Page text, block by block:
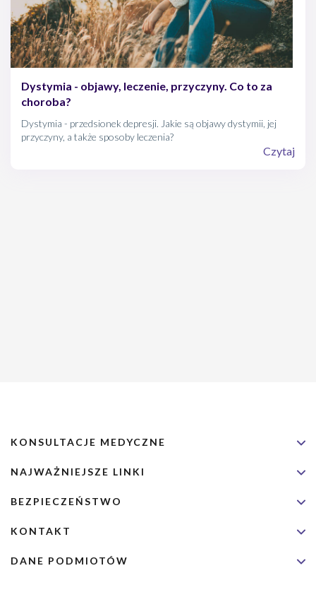
Dystymia - objawy, leczenie, przyczyny. Co to za
choroba?
Dystymia - przedsionek depresji. Jakie są objawy dystymii, jej
przyczyny, a także sposoby leczenia?
Czytaj
KONSULTACJE MEDYCZNE
NAJWAŻNIEJSZE LINKI
BEZPIECZEŃSTWO
KONTAKT
DANE PODMIOTÓW